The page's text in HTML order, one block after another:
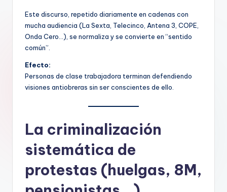
Este discurso, repetido diariamente en cadenas con
mucha audiencia (La Sexta, Telecinco, Antena 3, COPE,
Onda Cero…), se normaliza y se convierte en “sentido
común”.
Efecto:
Personas de clase trabajadora terminan defendiendo
visiones antiobreras sin ser conscientes de ello.
La criminalización
sistemática de
protestas (huelgas, 8M,